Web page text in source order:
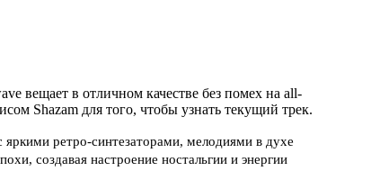
вещает в отличном качестве без помех на all-
Shazam для того, чтобы узнать текущий трек.
ретро-синтезаторами, мелодиями в духе
создавая настроение ностальгии и энергии